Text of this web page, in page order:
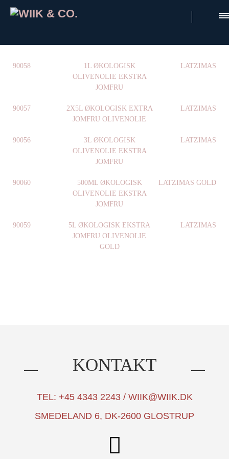
90058
1L ØKOLOGISK
OLIVENOLIE EKSTRA
JOMFRU
LATZIMAS
90057
2X5L ØKOLOGISK EXTRA
JOMFRU OLIVENOLIE
LATZIMAS
90056
3L ØKOLOGISK
OLIVENOLIE EKSTRA
JOMFRU
LATZIMAS
90060
500ML ØKOLOGISK
OLIVENOLIE EKSTRA
JOMFRU
LATZIMAS GOLD
90059
5L ØKOLOGISK EKSTRA
JOMFRU OLIVENOLIE
GOLD
LATZIMAS
KONTAKT
TEL: +45 4343 2243 / WIIK@WIIK.DK
SMEDELAND 6, DK-2600 GLOSTRUP